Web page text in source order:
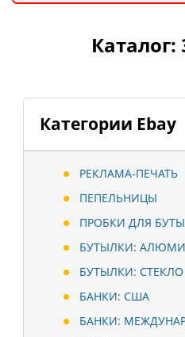
Категории Ebay
РЕКЛАМА-ПЕЧАТЬ
ПЕПЕЛЬНИЦЫ
ПРОБКИ ДЛЯ
БУТЫЛКИ:
БУТЫЛКИ: СТЕКЛО
БАНКИ: США
БАНКИ:
Каталог: